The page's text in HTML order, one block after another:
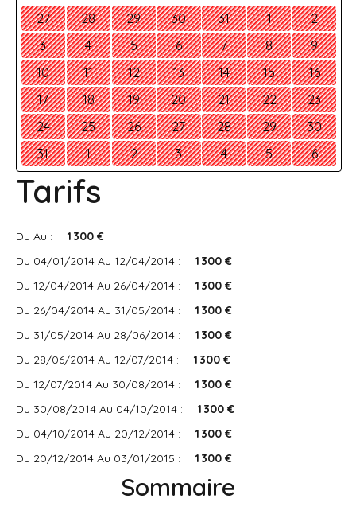
27 28 29 30 31 1
2
3
4 5 6 7 8
9
10
11 12 13 14 15
16
17
18 19 20 21 22
23
24
25 26 27 28 29
30
31
1 2 3 4 5 6
Tarifs
Du Au :
1 300 €
Du 04/01/2014 Au 12/04/2014 :
1 300 €
Du 12/04/2014 Au 26/04/2014 :
1 300 €
Du 26/04/2014 Au 31/05/2014 :
1 300 €
Du 31/05/2014 Au 28/06/2014 :
1 300 €
Du 28/06/2014 Au 12/07/2014 :
1 300 €
Du 12/07/2014 Au 30/08/2014 :
1 300 €
Du 30/08/2014 Au 04/10/2014 :
1 300 €
Du 04/10/2014 Au 20/12/2014 :
1 300 €
Du 20/12/2014 Au 03/01/2015 :
1 300 €
Sommaire